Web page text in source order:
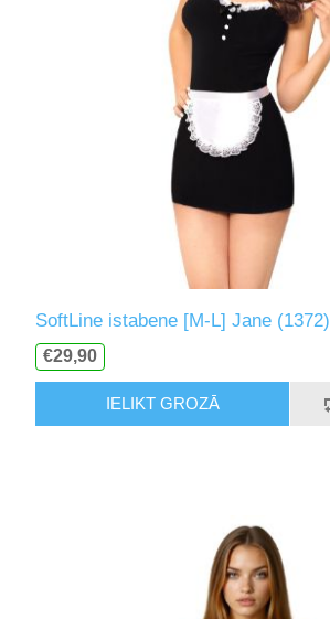
SoftLine istabene [M-L] Jane (1372)
€29,90
IELIKT GROZĀ